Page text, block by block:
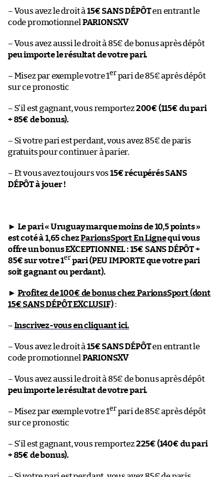
– Vous avez le droit à 15€ SANS DÉPÔTen entrant le
code promotionnel PARIONSXV
– Vous avez aussi le droit à 85€ de bonus après dépôt
peu importe le résultat de votre pari.
– Misez par exemple votre 1er pari de 85€ après dépôt
sur ce pronostic
– S’il est gagnant, vous remportez200€ (115€ du pari
+ 85€ de bonus).
– Si votre pari est perdant, vous avez 85€ de paris
gratuits pour continuer à parier.
– Et vous avez toujours vos15€ récupérés SANS
DÉPÔT à jouer !
► Le pari « Uruguay marque moins de 10,5 points »
est coté à 1,65 chezParionsSport En Lignequi vous
offre un bonus EXCEPTIONNEL : 15€ SANS DÉPÔT +
85€ sur votre 1er pari (PEU IMPORTE que votre pari
soit gagnant ou perdant).
► Profitez de 100€ de bonus chez ParionsSport (dont
15€ SANS DÉPÔT EXCLUSIF):
–Inscrivez-vous en cliquant ici.
– Vous avez le droit à 15€ SANS DÉPÔTen entrant le
code promotionnel PARIONSXV
– Vous avez aussi le droit à 85€ de bonus après dépôt
peu importe le résultat de votre pari.
– Misez par exemple votre 1er pari de 85€ après dépôt
sur ce pronostic
– S’il est gagnant, vous remportez225€ (140€ du pari
+ 85€ de bonus).